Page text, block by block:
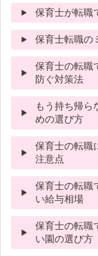
保育士が転職
保育士転職の
保育士の転職
防ぐ対策法
もう持ち帰ら
めの選び方
保育士の転職
注意点
保育士の転職
い給与相場
保育士の転職
い園の選び方